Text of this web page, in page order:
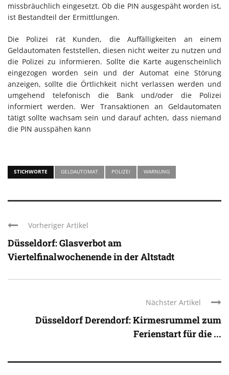
missbräuchlich eingesetzt. Ob die PIN ausgespäht worden ist,
ist Bestandteil der Ermittlungen.
Die Polizei rät Kunden, die Auffälligkeiten an einem
Geldautomaten feststellen, diesen nicht weiter zu nutzen und
die Polizei zu informieren. Sollte die Karte augenscheinlich
eingezogen worden sein und der Automat eine Störung
anzeigen, sollte die Örtlichkeit nicht verlassen werden und
umgehend telefonisch die Bank und/oder die Polizei
informiert werden. Wer Transaktionen an Geldautomaten
tätigt sollte wachsam sein und darauf achten, dass niemand
die PIN ausspähen kann
STICHWORTE GELDAUTOMAT POLIZEI WARNUNG
Vorheriger Artikel
Düsseldorf: Glasverbot am
Viertelfinalwochenende in der Altstadt
Nächster Artikel
Düsseldorf Derendorf: Kirmesrummel zum
Ferienstart für die ...